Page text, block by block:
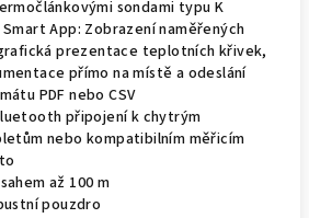
sondami typu K
App: Zobrazení naměřených
prezentace teplotních křivek,
přímo na místě a odeslání
PDF nebo CSV
připojení k chytrým
nebo kompatibilním měřicím
až 100 m
pouzdro